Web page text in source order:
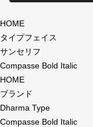
目的別フォントガイド
特集
おすすめ
年間ライセンス商品
商品名
HOME
タイプフェイス
サンセリフ
Compasse Bold Italic
HOME
ブランド
Dharma Type
Compasse Bold Italic